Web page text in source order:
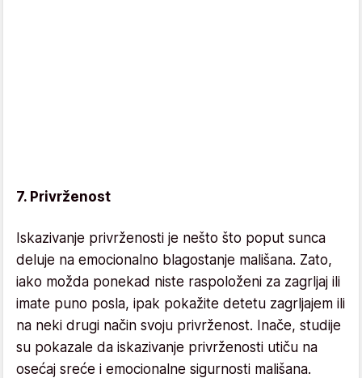
7. Privrženost
Iskazivanje privrženosti je nešto što poput sunca
deluje na emocionalno blagostanje mališana. Zato,
iako možda ponekad niste raspoloženi za zagrljaj ili
imate puno posla, ipak pokažite detetu zagrljajem ili
na neki drugi način svoju privrženost. Inače, studije
su pokazale da iskazivanje privrženosti utiču na
osećaj sreće i emocionalne sigurnosti mališana.